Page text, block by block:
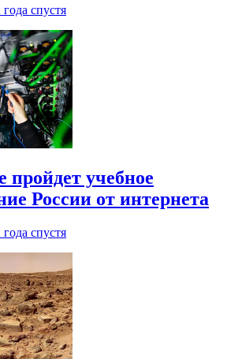
года спустя
пройдет учебное
России от интернета
года спустя